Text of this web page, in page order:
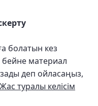
болатын кез
бейне материал
деп ойласаңыз,
Жас туралы келісім